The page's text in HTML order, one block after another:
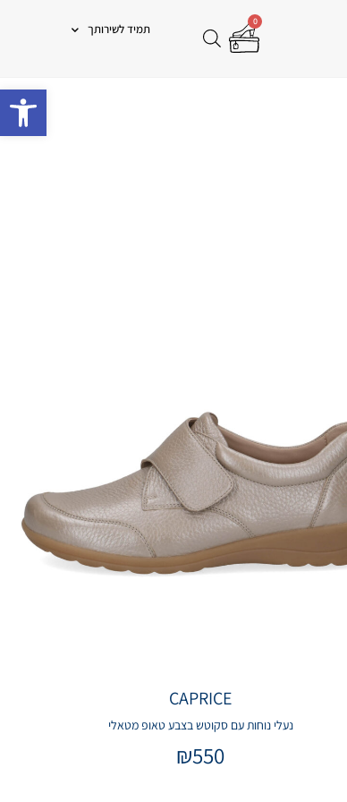
0
תמיד לשירותך
CAPRICE
נעלי נוחות עם סקוטש בצבע טאופ מטאלי
₪550